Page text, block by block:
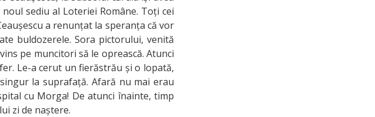
sediu al Loteriei Române. Toți cei
a renunțat la speranța că vor
buldozerele. Sora pictorului, venită
pe muncitori să le oprească. Atunci
Le-a cerut un fierăstrău și o lopată,
la suprafață. Afară nu mai erau
cu Morga! De atunci înainte, timp
zi de naștere.